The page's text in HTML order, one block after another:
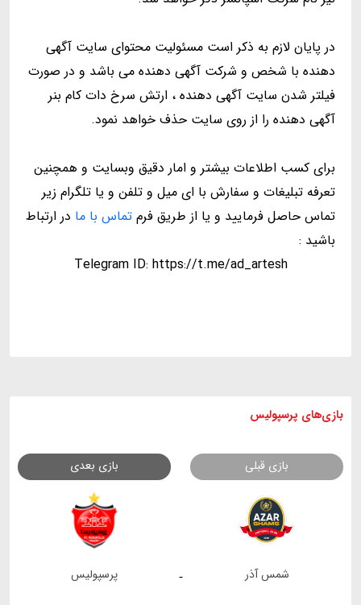
در پایان لازم به ذکر است مسئولیت محتوای سایت آگهی
دهنده با شخص و شرکت آگهی دهنده می باشد و در صورت
فیلتر شدن سایت آگهی دهنده ، ارتش سرخ دات کام بنر
آگهی دهنده را از روی سایت حذف خواهد نمود.
برای کسب اطلاعات بیشتر و امار دقیق وبسایت و همچنین
تعرفه تبلیغات و سفارش با ای میل و تلفن و یا تلگرام زیر
تماس حاصل فرمایید و یا از طریق فرم تماس با ما در ارتباط
باشید :
Telegram ID: https://t.me/ad_artesh
بازی های پرسپولیس
بازی قبلی بازی بعدی
- شمس آذر پرسپولیس